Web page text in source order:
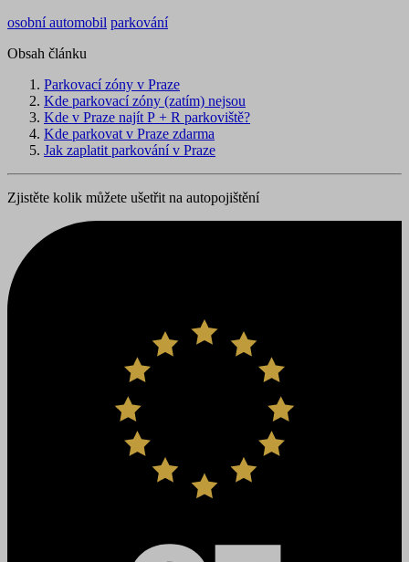
osobní automobil parkování
Obsah článku
Parkovací zóny v Praze
Kde parkovací zóny (zatím) nejsou
Kde v Praze najít P + R parkoviště?
Kde parkovat v Praze zdarma
Jak zaplatit parkování v Praze
Zjistěte kolik můžete ušetřit na autopojištění